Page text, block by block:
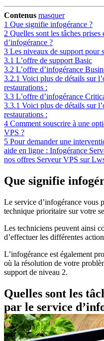
Contenus masquer
1 Que signifie infogérance ?
2 Quelles sont les tâches
d’infogérance ?
3 Les niveaux de support pour
3.1 L’offre de support Basic
3.2 L’offre d’infogérance
3.2.1 Voici plus de détails sur
restaurations :
3.3 L’offre d’infogérance
3.3.1 Voici plus de détails sur
restaurations :
4 Comment souscrire à une
VPS ?
5 Pour demander une
aide en ligne : Infogérance
nos offres Serveur VPS sur
Que signifie
Le service d’infogérance vous
technique prioritaire sur votre
Les techniciens peuvent ainsi
d’effectuer les différentes
L’infogérance est également
où la résolution de votre
support de niveau 2.
Quelles sont les
par le service